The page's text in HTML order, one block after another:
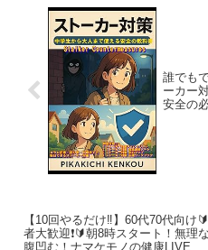
誰でも
ーカー
安全の
【10回やるだけ‼️】60代70代向け
者大歓迎❗️🔰朝8時スタート！無理
腹凹む！ナマケモノの健康LIVE